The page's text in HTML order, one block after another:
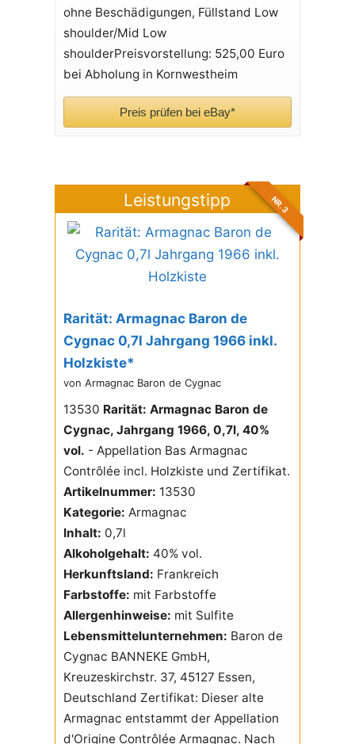
ohne Beschädigungen, Füllstand Low
shoulder/Mid Low
shoulderPreisvorstellung: 525,00 Euro
bei Abholung in Kornwestheim
Preis prüfen bei eBay*
Leistungstipp NR. 3
Rarität: Armagnac Baron de
Cygnac 0,7l Jahrgang 1966 inkl.
Holzkiste*
von Armagnac Baron de Cygnac
13530 Rarität: Armagnac Baron de
Cygnac, Jahrgang 1966, 0,7l, 40%
vol. - Appellation Bas Armagnac
Contrôlée incl. Holzkiste und Zertifikat.
Artikelnummer: 13530
Kategorie: Armagnac
Inhalt: 0,7l
Alkoholgehalt: 40% vol.
Herkunftsland: Frankreich
Farbstoffe: mit Farbstoffe
Allergenhinweise: mit Sulfite
Lebensmittelunternehmen: Baron de
Cygnac BANNEKE GmbH,
Kreuzeskirchstr. 37, 45127 Essen,
Deutschland Zertifikat: Dieser alte
Armagnac entstammt der Appellation
d'Origine Contrôlée Armagnac. Nach